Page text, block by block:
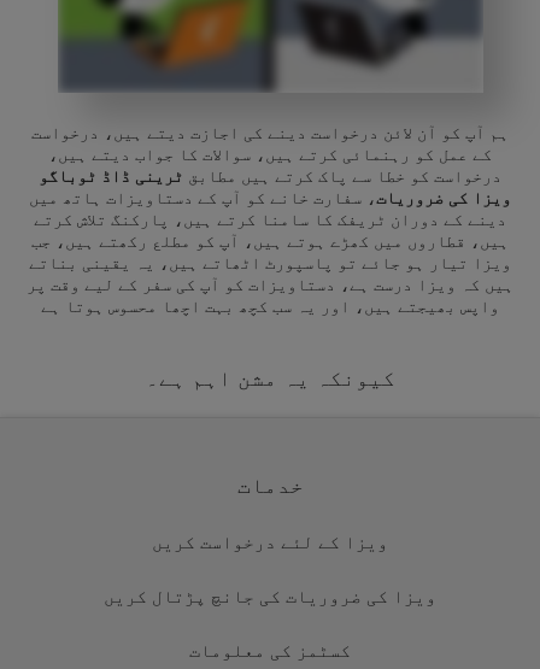
ہم آپ کو آن لائن درخواست دینے کی اجازت دیتے ہیں، درخواست
کے عمل کو رہنمائی کرتے ہیں، سوالات کا جواب دیتے ہیں،
درخواست کو خطا سے پاک کرتے ہیں مطابق ٹرینی ڈاڈ ٹوباگو
ویزا کی ضروریات، سفارت خانے کو آپ کے دستاویزات ہاتھ میں
دینے کے دوران ٹریفک کا سامنا کرتے ہیں، پارکنگ تلاش کرتے
ہیں، قطاروں میں کھڑے ہوتے ہیں، آپ کو مطلع رکھتے ہیں، جب
ویزا تیار ہو جائے تو پاسپورٹ اٹھاتے ہیں، یہ یقینی بناتے
ہیں کہ ویزا درست ہے، دستاویزات کو آپ کی سفر کے لیے وقت پر
واپس بھیجتے ہیں، اور یہ سب کچھ بہت اچھا محسوس ہوتا ہے
کیونکہ یہ مشن اہم ہے۔
خدمات
ویزا کے لئے درخواست کریں
ویزا کی ضروریات کی جانچ پڑتال کریں
کسٹمز کی معلومات